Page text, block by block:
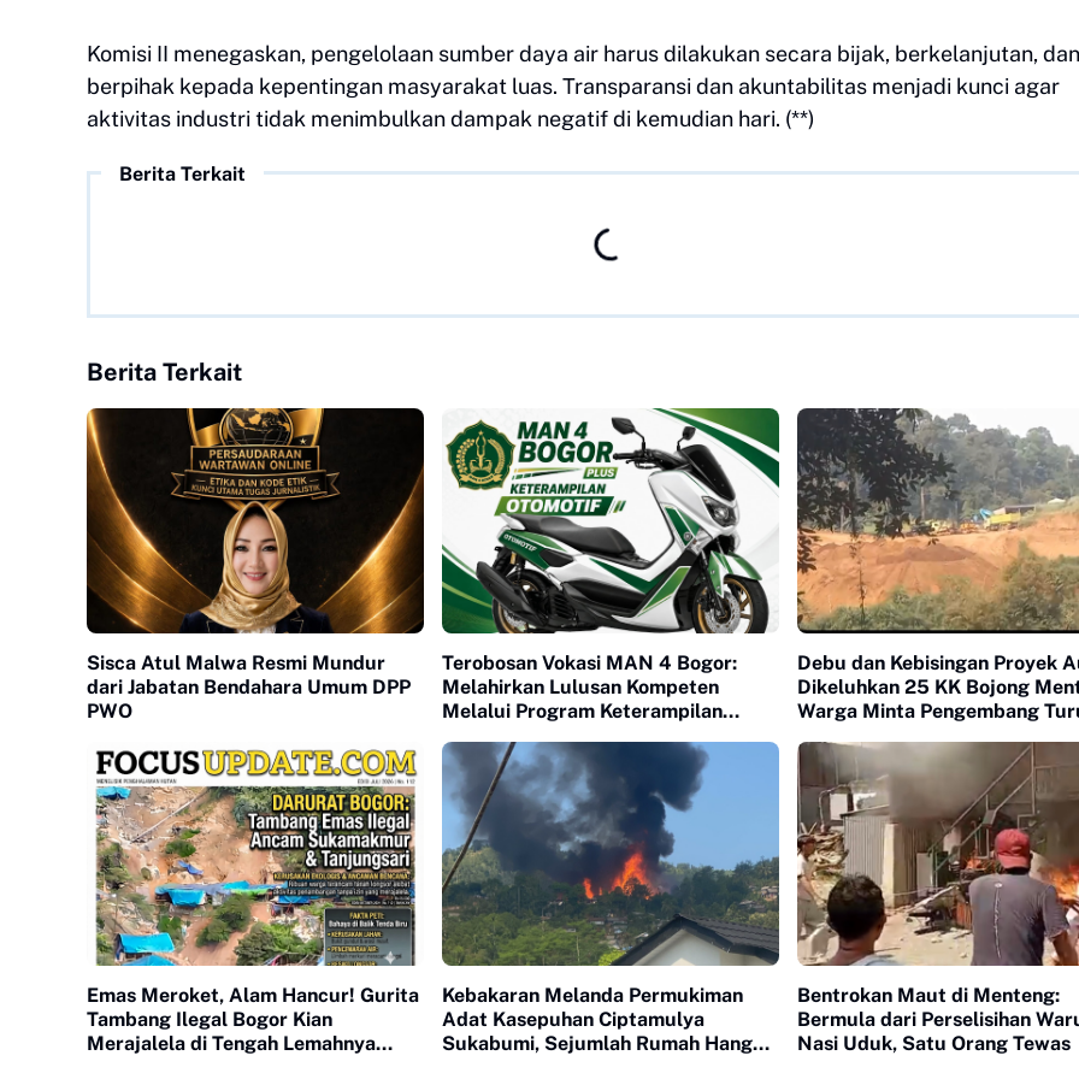
Komisi II menegaskan, pengelolaan sumber daya air harus dilakukan secara bijak, berkelanjutan, dan
berpihak kepada kepentingan masyarakat luas. Transparansi dan akuntabilitas menjadi kunci agar
aktivitas industri tidak menimbulkan dampak negatif di kemudian hari. (**)
Berita Terkait
Berita Terkait
Sisca Atul Malwa Resmi Mundur
dari Jabatan Bendahara Umum DPP
PWO
Terobosan Vokasi MAN 4 Bogor:
Melahirkan Lulusan Kompeten
Melalui Program Keterampilan
Debu dan Kebisingan Proyek
Dikeluhkan 25 KK Bojong
Warga Minta Pengembang
Emas Meroket, Alam Hancur! Gurita
Tambang Ilegal Bogor Kian
Merajalela di Tengah Lemahnya
Kebakaran Melanda Permukiman
Adat Kasepuhan Ciptamulya
Sukabumi, Sejumlah Rumah Hangus
Bentrokan Maut di Menteng:
Bermula dari Perselisihan
Nasi Uduk, Satu Orang Tewas